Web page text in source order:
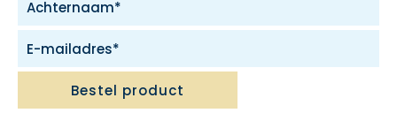
Bestel product